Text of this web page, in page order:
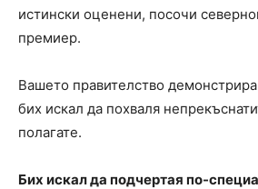
истински оценени, посочи
премиер.
Вашето правителство
бих искал да похваля
полагате.
Бих искал да подчертая по-